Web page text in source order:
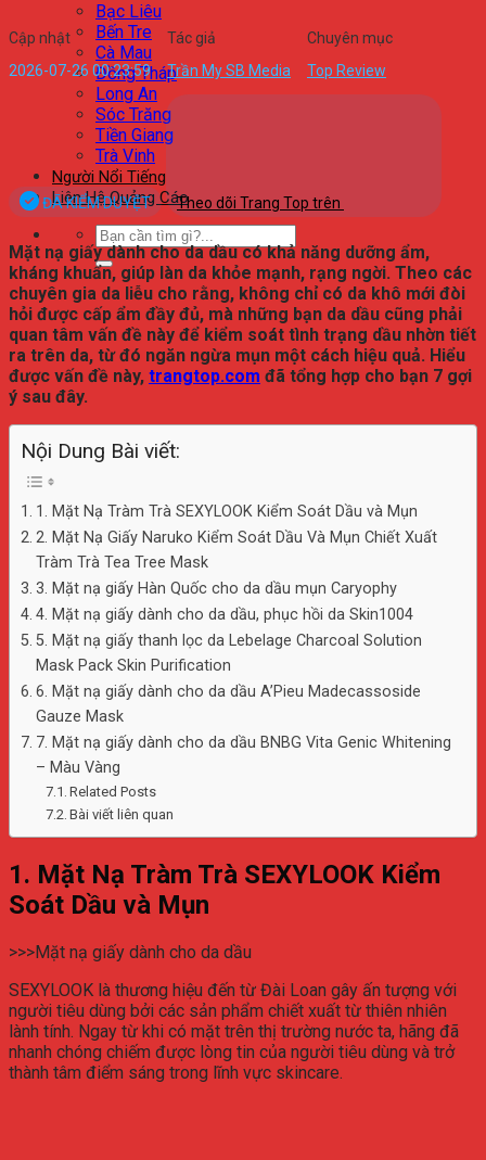
Bạc Liêu
Bến Tre
Cà Mau
Đồng Tháp
Long An
Sóc Trăng
Tiền Giang
Trà Vinh
Người Nổi Tiếng
Liên Hệ Quảng Cáo
Cập nhật
2026-07-26 00:23:59
Tác giả
Trần My SB Media
Chuyên mục
Top Review
ĐÃ KIỂM DUYỆT Theo dõi Trang Top trên
Mặt nạ giấy dành cho da dầu có khả năng dưỡng ẩm,
kháng khuẩn, giúp làn da khỏe mạnh, rạng ngời. Theo các
chuyên gia da liễu cho rằng, không chỉ có da khô mới đòi
hỏi được cấp ẩm đầy đủ, mà những bạn da dầu cũng phải
quan tâm vấn đề này để kiểm soát tình trạng dầu nhờn tiết
ra trên da, từ đó ngăn ngừa mụn một cách hiệu quả. Hiểu
được vấn đề này, trangtop.com đã tổng hợp cho bạn 7 gợi
ý sau đây.
Nội Dung Bài viết:
1. Mặt Nạ Tràm Trà SEXYLOOK Kiểm Soát Dầu và Mụn
2. Mặt Nạ Giấy Naruko Kiểm Soát Dầu Và Mụn Chiết Xuất
Tràm Trà Tea Tree Mask
3. Mặt nạ giấy Hàn Quốc cho da dầu mụn Caryophy
4. Mặt nạ giấy dành cho da dầu, phục hồi da Skin1004
5. Mặt nạ giấy thanh lọc da Lebelage Charcoal Solution
Mask Pack Skin Purification
6. Mặt nạ giấy dành cho da dầu A’Pieu Madecassoside
Gauze Mask
7. Mặt nạ giấy dành cho da dầu BNBG Vita Genic Whitening
– Màu Vàng
Related Posts
Bài viết liên quan
1. Mặt Nạ Tràm Trà SEXYLOOK Kiểm
Soát Dầu và Mụn
>>>Mặt nạ giấy dành cho da dầu
SEXYLOOK là thương hiệu đến từ Đài Loan gây ấn tượng với
người tiêu dùng bởi các sản phẩm chiết xuất từ thiên nhiên
lành tính. Ngay từ khi có mặt trên thị trường nước ta, hãng đã
nhanh chóng chiếm được lòng tin của người tiêu dùng và trở
thành tâm điểm sáng trong lĩnh vực skincare.